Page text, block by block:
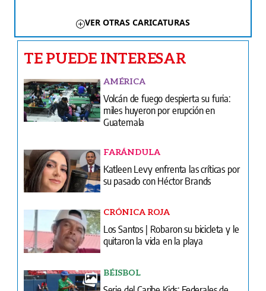
VER OTRAS CARICATURAS
TE PUEDE INTERESAR
AMÉRICA
Volcán de fuego despierta su furia:
miles huyeron por erupción en
Guatemala
FARÁNDULA
Katleen Levy enfrenta las críticas por
su pasado con Héctor Brands
CRÓNICA ROJA
Los Santos | Robaron su bicicleta y le
quitaron la vida en la playa
BÉISBOL